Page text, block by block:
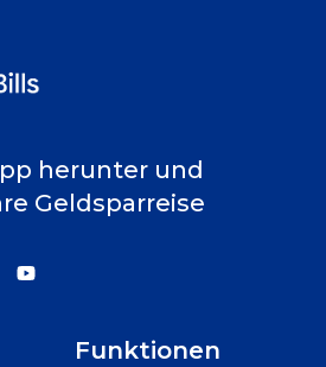
herunter und
Geldsparreise
Funktionen